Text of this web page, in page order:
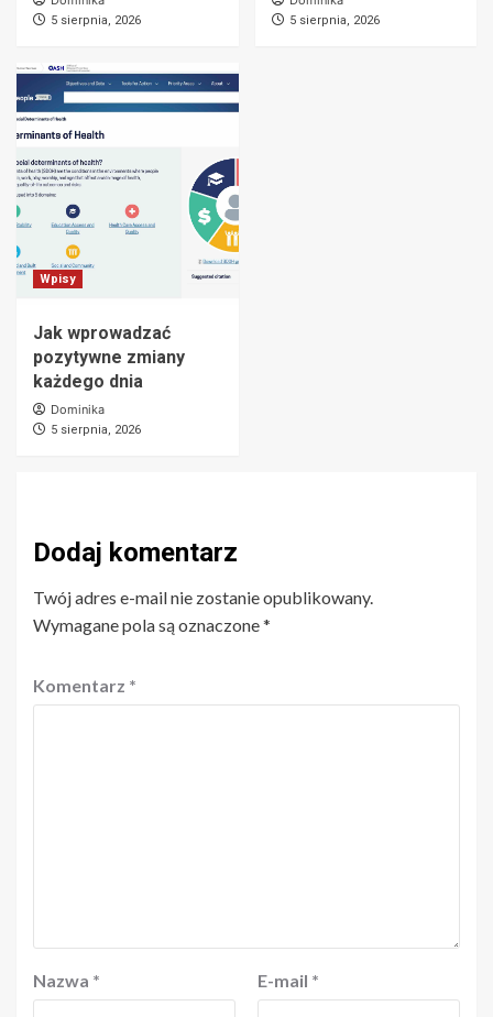
5 sierpnia, 2026 5 sierpnia, 2026
Wpisy
Jak wprowadzać
pozytywne zmiany
każdego dnia
Dominika
5 sierpnia, 2026
Dodaj komentarz
Twój adres e-mail nie zostanie opublikowany.
Wymagane pola są oznaczone*
Komentarz *
Nazwa * E-mail *